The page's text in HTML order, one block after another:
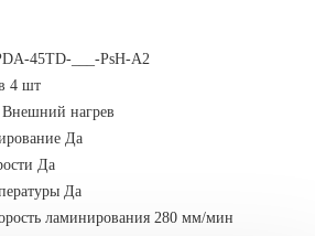
45TD-___-PsH-A2
4 шт
Внешний нагрев
Да
Да
Да
ламинирования 280 мм/мин